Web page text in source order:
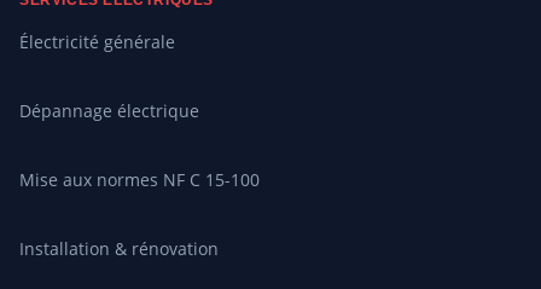
Électricité générale
Dépannage électrique
Mise aux normes NF C 15-100
Installation & rénovation